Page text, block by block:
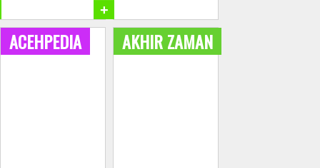
+
ACEHPEDIA AKHIR ZAMAN